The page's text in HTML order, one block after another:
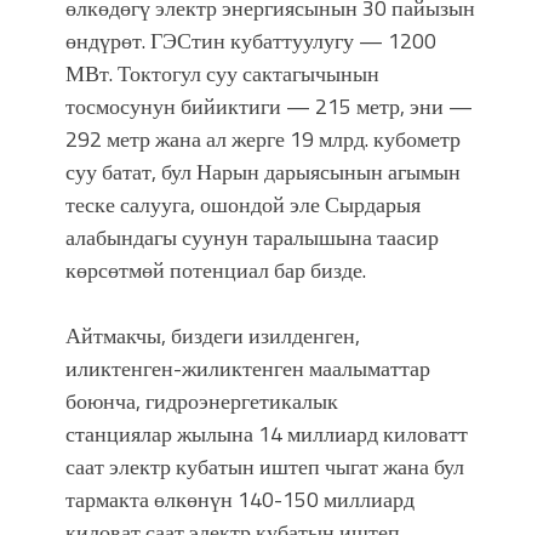
өлкөдөгү электр энергиясынын 30 пайызын
өндүрөт. ГЭСтин кубаттуулугу — 1200
МВт. Токтогул суу сактагычынын
тосмосунун бийиктиги — 215 метр, эни —
292 метр жана ал жерге 19 млрд. кубометр
суу батат, бул Нарын дарыясынын агымын
теске салууга, ошондой эле Сырдарыя
алабындагы суунун таралышына таасир
көрсөтмөй потенциал бар бизде.
Айтмакчы, биздеги изилденген,
иликтенген-жиликтенген маалыматтар
боюнча, гидроэнергетикалык
станциялар жылына 14 миллиард киловатт
саат электр кубатын иштеп чыгат жана бул
тармакта өлкөнүн 140-150 миллиард